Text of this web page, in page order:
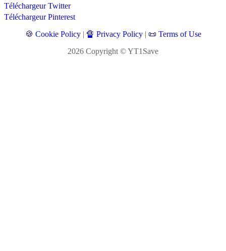
Téléchargeur Twitter
Téléchargeur Pinterest
🍪 Cookie Policy| 🔏 Privacy Policy | 📜 Terms of Use
2026 Copyright © YT1Save